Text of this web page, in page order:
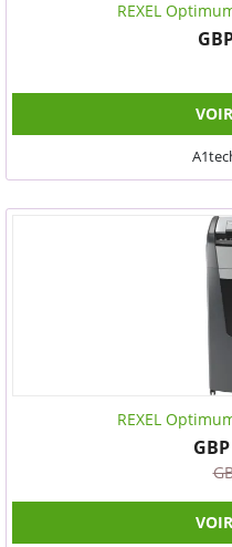
REXEL
REXEL